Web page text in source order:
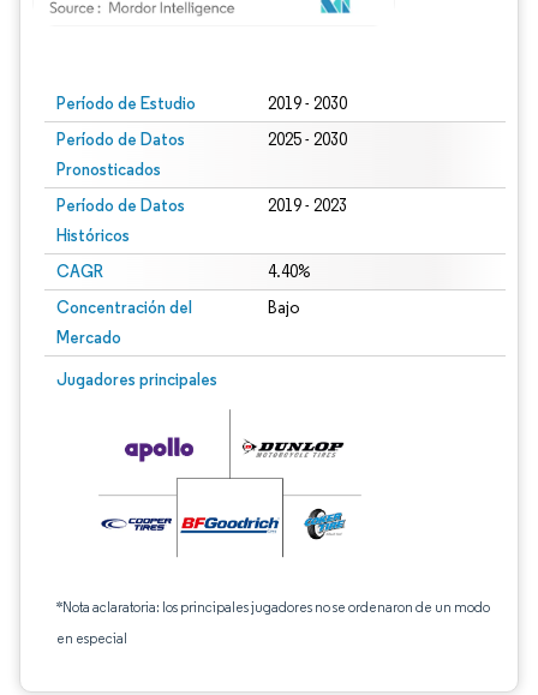
Período de Estudio 2019 - 2030
Período de Datos
Pronosticados
2025 - 2030
Período de Datos
Históricos
2019 - 2023
CAGR 4.40%
Concentración del
Mercado
Bajo
Jugadores principales
*Nota aclaratoria: los principales jugadores no se ordenaron de un modo
en especial